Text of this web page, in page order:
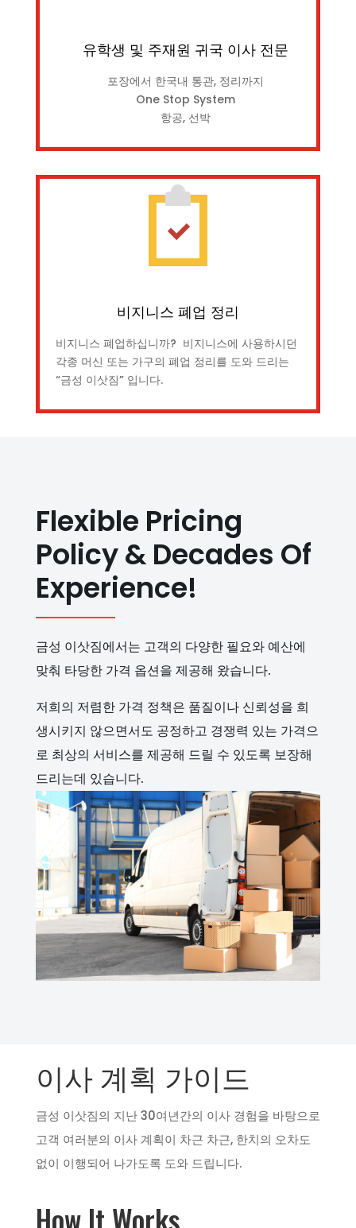
유학생 및 주재원 귀국 이사 전문
포장에서 한국내 통관, 정리까지
One Stop System
항공, 선박
비지니스 폐업 정리
비지니스 폐업하십니까? 비지니스에 사용하시던
각종 머신 또는 가구의 폐업 정리를 도와 드리는
“금성 이삿짐” 입니다.
Flexible Pricing
Policy & Decades Of
Experience!
금성 이삿짐에서는 고객의 다양한 필요와 예산에
맞춰 타당한 가격 옵션을 제공해 왔습니다.
저희의 저렴한 가격 정책은 품질이나 신뢰성을 희
생시키지 않으면서도 공정하고 경쟁력 있는 가격으
로 최상의 서비스를 제공해 드릴 수 있도록 보장해
드리는데 있습니다.
이사 계획 가이드
금성 이삿짐의 지난 30여년간의 이사 경험을 바탕으로
고객 여러분의 이사 계획이 차근 차근, 한치의 오차도
없이 이행되어 나가도록 도와 드립니다.
How It Works